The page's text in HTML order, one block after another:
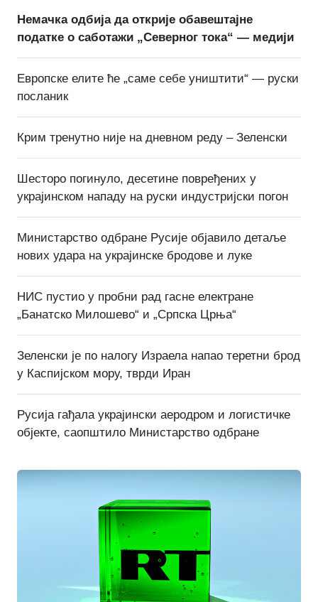
Немачка одбија да открије обавештајне
податке о саботажи „Северног тока“ — медији
Европске елите ће „саме себе уништити“ — руски
посланик
Крим тренутно није на дневном реду – Зеленски
Шесторо погинуло, десетине повређених у
украјинском нападу на руски индустријски погон
Министарство одбране Русије објавило детаље
нових удара на украјинске бродове и луке
НИС пустио у пробни рад гасне електране
„Банатско Милошево“ и „Српска Црња“
Зеленски је по налогу Израела напао теретни брод
у Каспијском мору, тврди Иран
Русија гађала украјински аеродром и логистичке
објекте, саопштило Министарство одбране